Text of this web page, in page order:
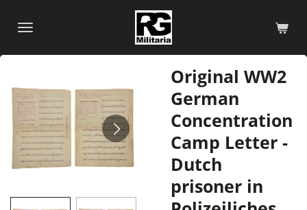
Original WW2
German
Concentration
Camp Letter -
Dutch
prisoner in